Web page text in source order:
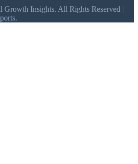
Insights. All Rights Reserved |